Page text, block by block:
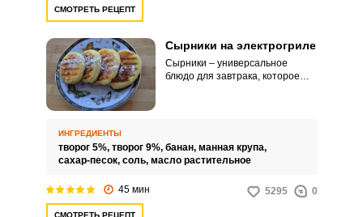
СМОТРЕТЬ РЕЦЕПТ
Сырники на электрогриле
Сырники – универсальное
блюдо для завтрака, которое
ИНГРЕДИЕНТЫ
творог 5%, творог 9%, банан, манная крупа,
сахар-песок, соль, масло растительное
45 мин 5295 0
СМОТРЕТЬ РЕЦЕПТ